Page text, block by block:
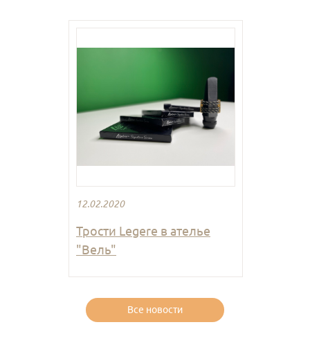
12.02.2020
Трости Legere в ателье
"Вель"
Все новости